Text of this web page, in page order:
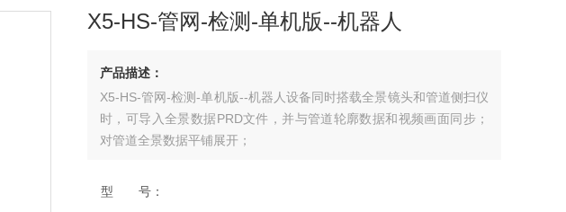
X5-HS-管网-检测-单机版--机器人
产品描述：
X5-HS-管网-检测-单机版--机器人设备同时搭载全景镜头和管道侧扫仪
时，可导入全景数据PRD文件，并与管道轮廓数据和视频画面同步；
对管道全景数据平铺展开；
型 号：